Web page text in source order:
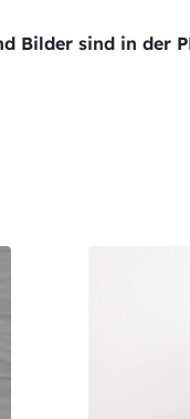
Bilder sind in der